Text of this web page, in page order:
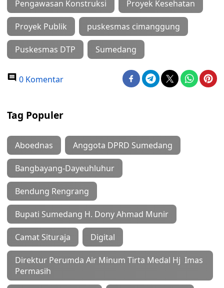
Pengawasan Konstruksi Proyek Kesehatan
Proyek Publik puskesmas cimanggung
Puskesmas DTP Sumedang
0 Komentar
Tag Populer
Aboednas Anggota DPRD Sumedang
Bangbayang-Dayeuhluhur
Bendung Rengrang
Bupati Sumedang H. Dony Ahmad Munir
Camat Situraja Digital
Direktur Perumda Air Minum Tirta Medal Hj Imas
Permasih